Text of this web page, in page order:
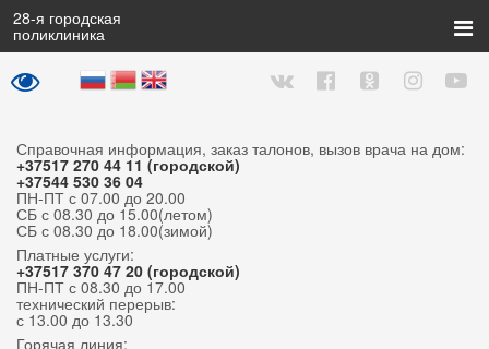
Справочная информация, заказ талонов, вызов врача на дом:
+37517 270 44 11 (городской)
+37544 530 36 04
ПН-ПТ с 07.00 до 20.00
СБ с 08.30 до 15.00(летом)
СБ с 08.30 до 18.00(зимой)
Платные услуги:
+37517 370 47 20 (городской)
ПН-ПТ с 08.30 до 17.00
технический перерыв:
с 13.00 до 13.30
Горячая линия:
28-я городская
поликлиника